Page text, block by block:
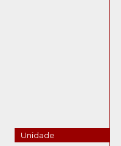
Unidade